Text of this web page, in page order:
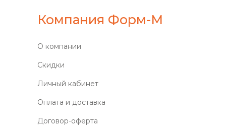
Компания Форм-М
О компании
Скидки
Личный кабинет
Оплата и доставка
Договор-оферта